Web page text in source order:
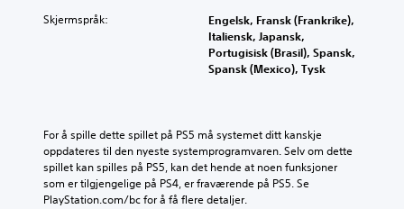
Skjermspråk:
Engelsk, Fransk (Frankrike),
Italiensk, Japansk,
Portugisisk (Brasil), Spansk,
Spansk (Mexico), Tysk
For å spille dette spillet på PS5 må systemet ditt kanskje
oppdateres til den nyeste systemprogramvaren. Selv om dette
spillet kan spilles på PS5, kan det hende at noen funksjoner
som er tilgjengelige på PS4, er fraværende på PS5. Se
PlayStation.com/bc for å få flere detaljer.